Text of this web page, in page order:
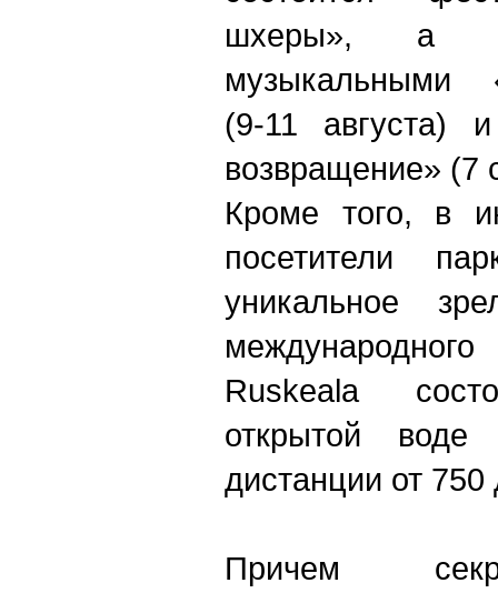
шхеры», а
музыкальными
(9-11 августа)
возвращение» (7
Кроме того, в
посетители
уникальное
Ruskeala
открытой
дистанции от
Причем